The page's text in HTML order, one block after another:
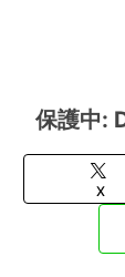
保護中:
X